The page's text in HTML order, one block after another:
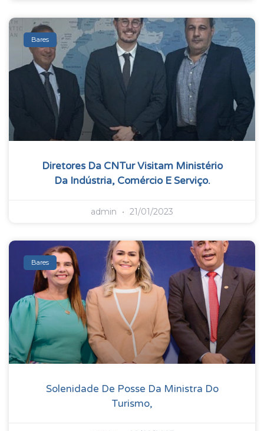
Bares
Diretores Da CNTur Visitam Ministério
Da Indústria, Comércio E Serviço.
admin 21/01/2023
Bares
Solenidade De Posse Da Ministra Do
Turismo,